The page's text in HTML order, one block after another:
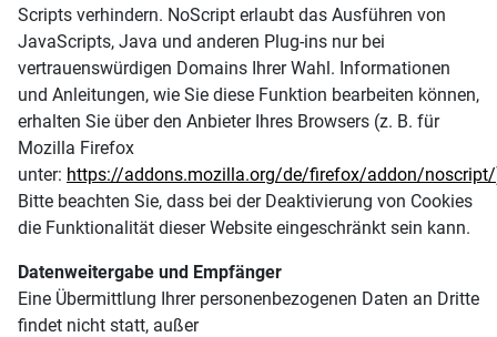
Scripts verhindern. NoScript erlaubt das Ausführen von
JavaScripts, Java und anderen Plug-ins nur bei
vertrauenswürdigen Domains Ihrer Wahl. Informationen
und Anleitungen, wie Sie diese Funktion bearbeiten können,
erhalten Sie über den Anbieter Ihres Browsers (z. B. für
Mozilla Firefox
unter: https://addons.mozilla.org/de/firefox/addon/noscript/
Bitte beachten Sie, dass bei der Deaktivierung von Cookies
die Funktionalität dieser Website eingeschränkt sein kann.
Datenweitergabe und Empfänger
Eine Übermittlung Ihrer personenbezogenen Daten an Dritte
findet nicht statt, außer